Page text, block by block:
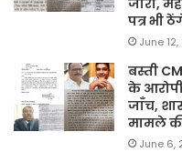
पत्र भी
June
बस्ती
के
जाँच,
मामले की
June 6,